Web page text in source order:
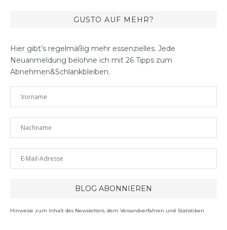
GUSTO AUF MEHR?
Hier gibt’s regelmäßig mehr essenzielles. Jede
Neuanmeldung belohne ich mit 26 Tipps zum
Abnehmen&Schlankbleiben.
Hinweise zum Inhalt des Newsletters, dem Versandverfahren und Statistiken